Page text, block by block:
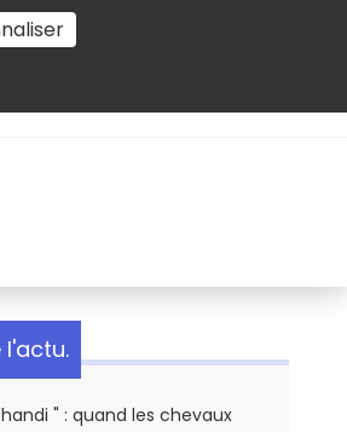
l'actu.
" : quand les chevaux